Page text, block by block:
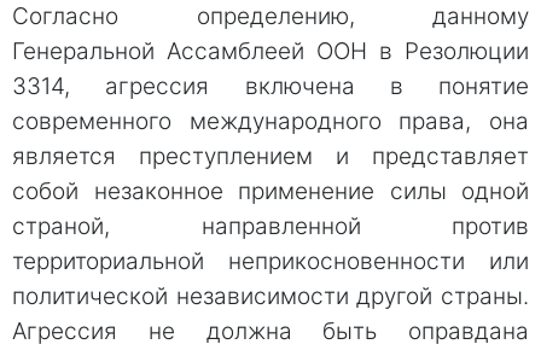
Согласно определению, данному
Генеральной Ассамблеей ООН в Резолюции
3314, агрессия включена в понятие
современного международного права, она
является преступлением и представляет
собой незаконное применение силы одной
страной, направленной против
территориальной неприкосновенности или
политической независимости другой страны.
Агрессия не должна быть оправдана